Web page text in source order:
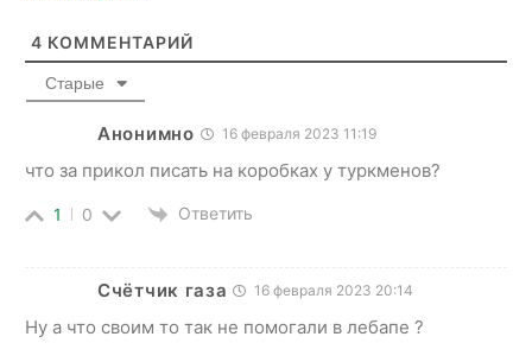
4 КОММЕНТАРИЙ
Старые
Анонимно 16 февраля 2023 11:19
что за прикол писать на коробках у туркменов?
1 0 Ответить
Счётчик газа 16 февраля 2023 20:14
Ну а что своим то так не помогали в лебапе ?